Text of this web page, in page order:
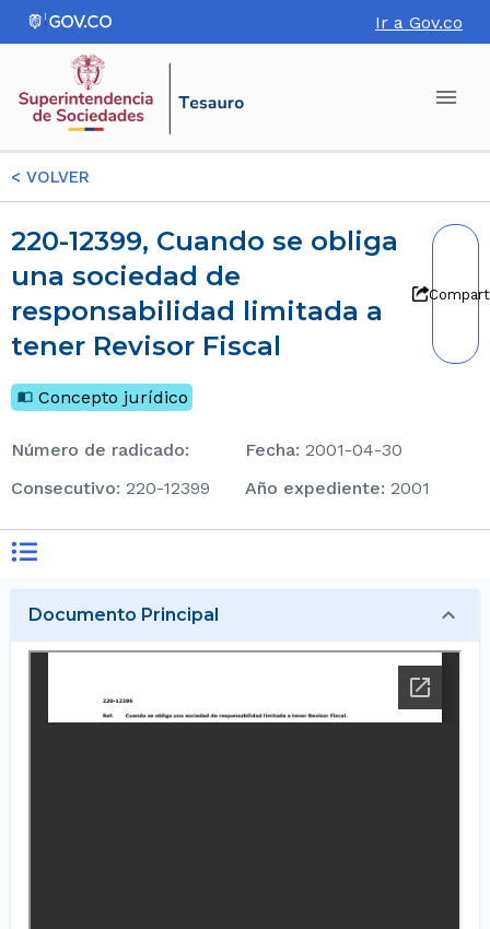
Ir a Gov.co
< VOLVER
220-12399, Cuando se obliga
una sociedad de
responsabilidad limitada a
tener Revisor Fiscal
Concepto jurídico
Número de radicado: Fecha: 2001-04-30
consecutivo: 220-12399 Año expediente: 2001
Documento Principal